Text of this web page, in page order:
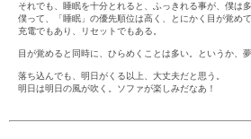
それでも、睡眠を十分とれると、ふっきれる事が、僕は
僕って、「睡眠」の優先順位は高く、とにかく目が覚め
充電でもあり、リセットでもある。
目が覚めると同時に、ひらめくことは多い。というか、
落ち込んでも、明日がくる以上、大丈夫だと思う。
明日は明日の風が吹く。ソファが楽しみだなあ！